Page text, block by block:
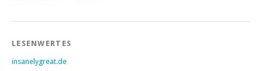
LESENWERTES
insanelygreat.de